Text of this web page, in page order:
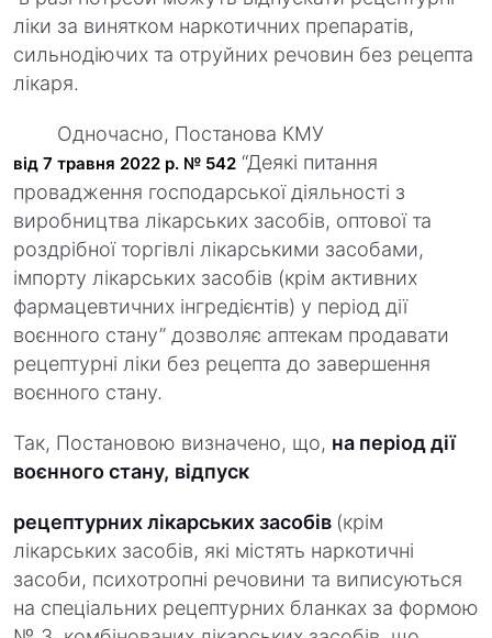
ліки за винятком наркотичних препаратів,
сильнодіючих та отруйних речовин без рецепта
лікаря.
Одночасно, Постанова КМУ
від 7 травня 2022 р. № 542 “Деякі питання
провадження господарської діяльності з
виробництва лікарських засобів, оптової та
роздрібної торгівлі лікарськими засобами,
імпорту лікарських засобів (крім активних
фармацевтичних інгредієнтів) у період дії
воєнного стану” дозволяє аптекам продавати
рецептурні ліки без рецепта до завершення
воєнного стану.
Так, Постановою визначено, що, на період дії
воєнного стану, відпуск
рецептурних лікарських засобів (крім
лікарських засобів, які містять наркотичні
засоби, психотропні речовини та виписуються
на спеціальних рецептурних бланках за формою